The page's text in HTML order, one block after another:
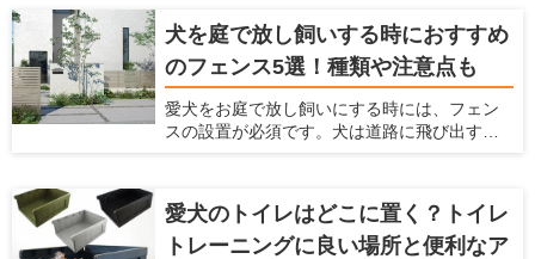
えていたら、犬にとってはとてもマイナスに
なっているかもしれませんよ。 ここでは、犬
にとってケージが大事な理由とケージの種類
や選び方、おすすめの犬用ケージを紹介しよ
うと思います。これまでにたくさんの愛犬家
を見てきた「愛犬家住宅」の視点で、犬用の
犬を庭で放し飼いする時におすすめ
のフェンス5選！種類や注意点も
愛犬をお庭で放し飼いにする時には、フェン
スの設置が必須です。犬は道路に飛び出すこ
したフェンスを設置することで、犬が車にひ
かれることを防げますし、通行人への迷惑も
防げます。 ただ、庭で放し飼いをする時には
愛犬のトイレはどこに置く？トイレ
トレーニングに良い場所と便利なア